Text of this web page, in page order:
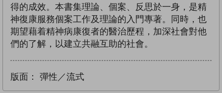
得的成效。本書集理論、個案、反思於一身，是精
神復康服務個案工作及理論的入門專著。同時，也
期望藉着精神病康復者的醫治歷程，加深社會對他
們的了解，以建立共融互助的社會。
版面： 彈性／流式